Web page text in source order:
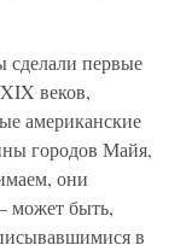
сделали первые
веков,
американские
городов Майя,
они
может быть,
в